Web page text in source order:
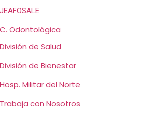
JEAFOSALE
C. Odontológica
División de Salud
División de Bienestar
Hosp. Militar del Norte
Trabaja con Nosotros